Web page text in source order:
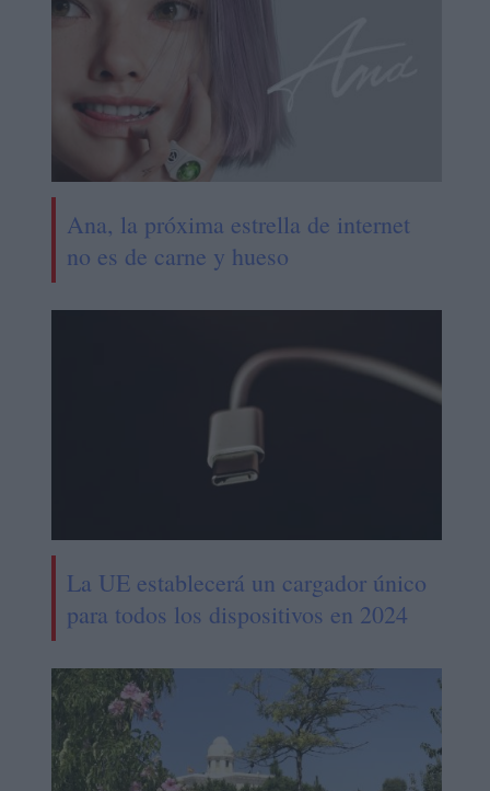
Ana, la próxima estrella de internet
no es de carne y hueso
La UE establecerá un cargador único
para todos los dispositivos en 2024